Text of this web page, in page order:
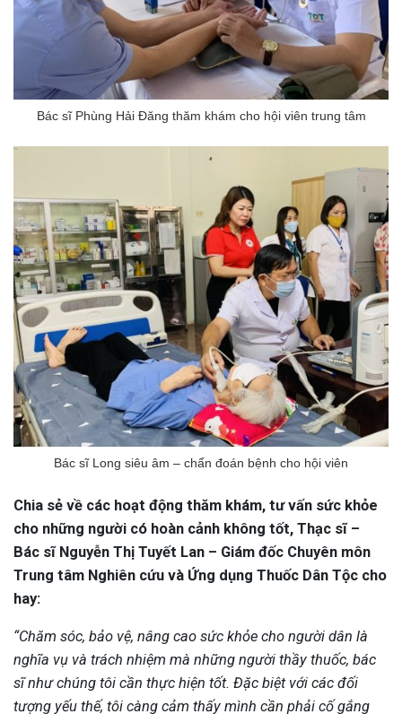
Bác sĩ Phùng Hải Đăng thăm khám cho hội viên trung tâm
Bác sĩ Long siêu âm – chẩn đoán bệnh cho hội viên
Chia sẻ về các hoạt động thăm khám, tư vấn sức khỏe
cho những người có hoàn cảnh không tốt, Thạc sĩ –
Bác sĩ Nguyễn Thị Tuyết Lan – Giám đốc Chuyên môn
Trung tâm Nghiên cứu và Ứng dụng Thuốc Dân Tộc cho
hay:
“Chăm sóc, bảo vệ, nâng cao sức khỏe cho người dân là
nghĩa vụ và trách nhiệm mà những người thầy thuốc, bác
sĩ như chúng tôi cần thực hiện tốt. Đặc biệt với các đối
tượng yếu thế, tôi càng cảm thấy mình cần phải cố gắng